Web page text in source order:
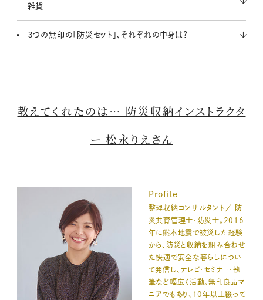
雑貨
３つの無印の「防災セット」、それぞれの中身は？
教えてくれたのは… 防災収納インストラクタ
ー 松永りえさん
Profile
整理収納コンサルタント／ 防
災共育管理士・防災士。2016
年に熊本地震で被災した経験
から、防災と収納を組み合わせ
た快適で安全な暮らしについ
て発信し、テレビ・セミナー・執
筆など幅広く活動。無印良品マ
ニアでもあり、10年以上綴って